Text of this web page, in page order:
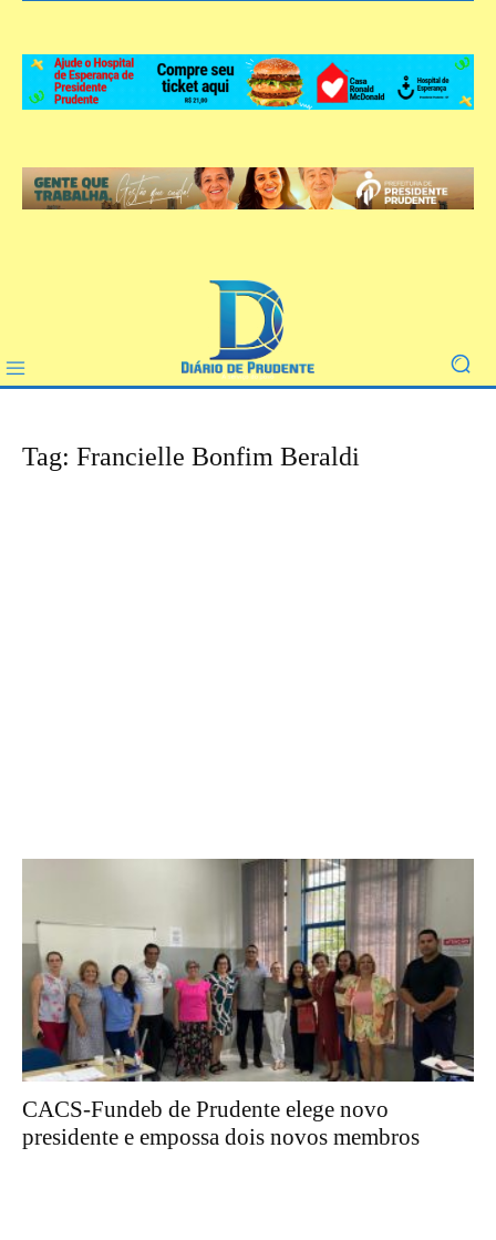
Tag: Francielle Bonfim Beraldi
CACS-Fundeb de Prudente elege novo
presidente e empossa dois novos membros